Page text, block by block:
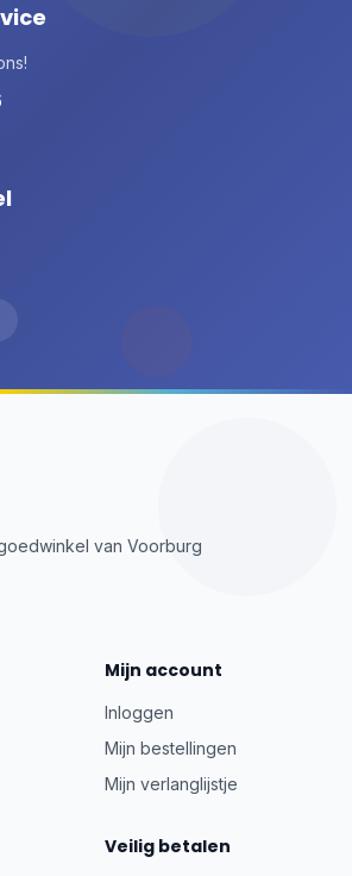
van Voorburg
Mijn account
Inloggen
Mijn bestellingen
Mijn verlanglijstje
Veilig betalen